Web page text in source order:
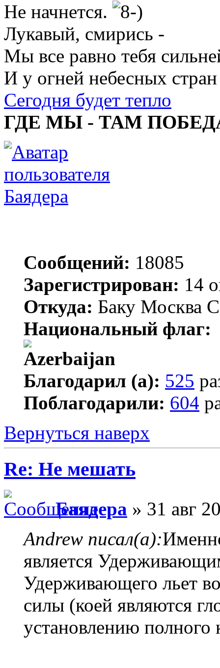
Не начнется.
Лукавый, смирись -
Мы все равно тебя
И у огней небесных стран
Сегодня будет тепло
ГДЕ МЫ - ТАМ
Баядера
Сообщений: 18085
Зарегистрирован: 14
Откуда: Баку Москва
Национальный флаг:
Благодарил (а): 525
Поблагодарили: 604
Вернуться наверх
Re: Не мешать
Баядера » 31 авг
Andrew писал(а):
является
Удерживающего льет
силы (коей являются
установлению полного